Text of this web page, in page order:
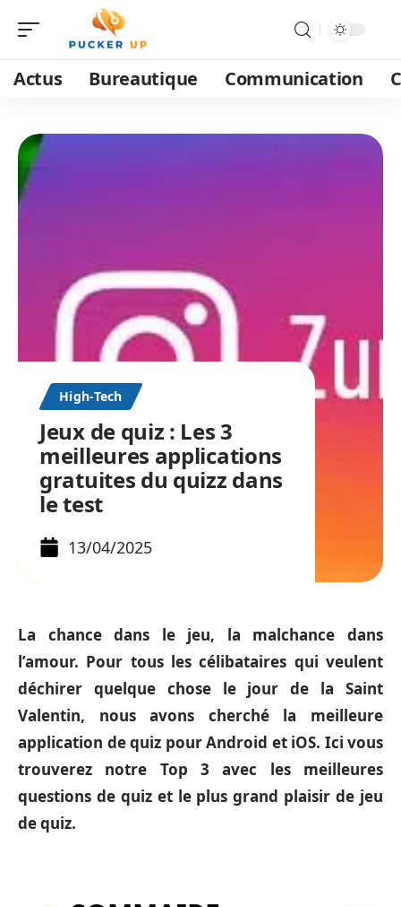
Actus Bureautique Communication
High-Tech
Jeux de quiz : Les 3
meilleures applications
gratuites du quizz dans
le test
13/04/2025
La chance dans le jeu, la malchance dans
l’amour. Pour tous les célibataires qui veulent
déchirer quelque chose le jour de la Saint
Valentin, nous avons cherché la meilleure
application de quiz pour Android et iOS. Ici vous
trouverez notre Top 3 avec les meilleures
questions de quiz et le plus grand plaisir de jeu
de quiz.